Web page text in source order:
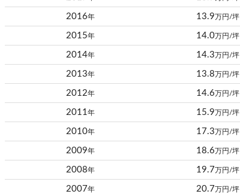
2016年 13.9万円/坪
2015年 14.0万円/坪
2014年 14.3万円/坪
2013年 13.8万円/坪
2012年 14.6万円/坪
2011 年 15.9万円/坪
2010年 17.3万円/坪
2009年 18.6万円/坪
2008年 19.7万円/坪
2007年 20.7万円/坪